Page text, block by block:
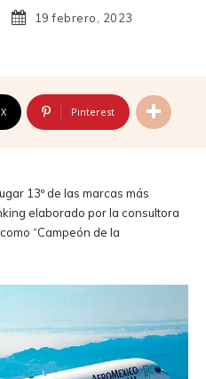
19 febrero, 2023
X Pinterest
13º de las marcas más
elaborado por la consultora
“Campeón de la